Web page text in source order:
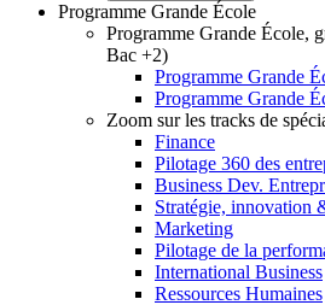
Programme Grande École
Programme Grande École,
Bac +2)
Programme Grande
Programme Grande
Zoom sur les tracks de
Finance
Pilotage 360 des
Business Dev.
Stratégie, innovation
Marketing
Pilotage de la
International Business
Ressources Humaines